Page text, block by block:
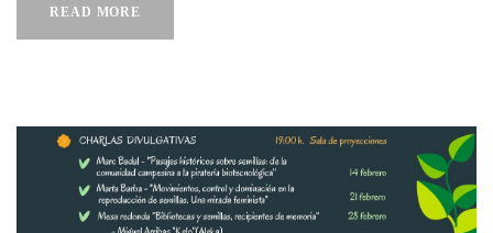
READ MORE